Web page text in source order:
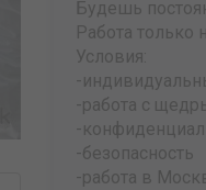
Будешь
Работа только
Условия:
-
-работа с
-
-безопасность
-работа в